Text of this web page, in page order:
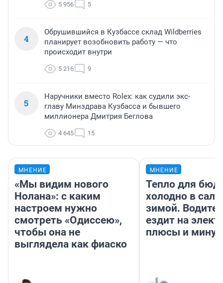
5 956 5
4
Обрушившийся в Кузбассе склад Wildberries
планирует возобновить работу — что
происходит внутри
5 216 9
5
Наручники вместо Rolex: как судили экс-
главу Минздрава Кузбасса и бывшего
миллионера Дмитрия Беглова
4 645 15
МНЕНИЕ
«Мы видим нового
Нолана»: с каким
настроем нужно
смотреть «Одиссею»,
чтобы она не
выглядела как фиаско
МНЕНИЕ
Тепло для
холодно в
зимой.
ездит на
плюсы и